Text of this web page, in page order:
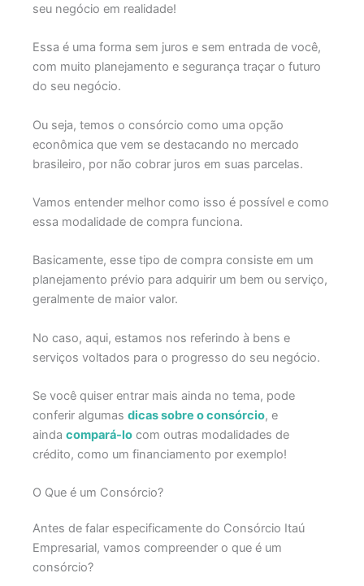
seu negócio em realidade!
Essa é uma forma sem juros e sem entrada de você,
com muito planejamento e segurança traçar o futuro
do seu negócio.
Ou seja, temos o consórcio como uma opção
econômica que vem se destacando no mercado
brasileiro, por não cobrar juros em suas parcelas.
Vamos entender melhor como isso é possível e como
essa modalidade de compra funciona.
Basicamente, esse tipo de compra consiste em um
planejamento prévio para adquirir um bem ou serviço,
geralmente de maior valor.
No caso, aqui, estamos nos referindo à bens e
serviços voltados para o progresso do seu negócio.
Se você quiser entrar mais ainda no tema, pode
conferir algumas dicas sobre o consórcio, e
ainda compará-locom outras modalidades de
crédito, como um financiamento por exemplo!
O Que é um Consórcio?
Antes de falar especificamente do Consórcio Itaú
Empresarial, vamos compreender o que é um
consórcio?